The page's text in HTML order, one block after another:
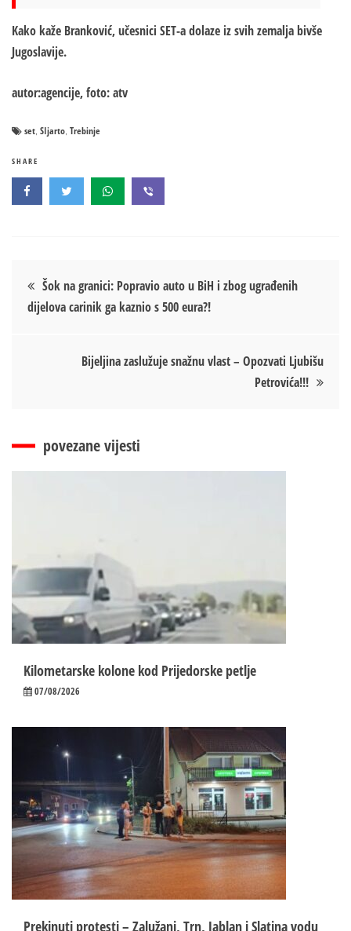
Kako kaže Branković, učesnici SET-a dolaze iz svih zemalja bivše
Jugoslavije.
autor:agencije, foto: atv
set, SIjarto, Trebinje
SHARE
Кретање
чланка
Šok na granici: Popravio auto u BiH i zbog ugrađenih
dijelova carinik ga kaznio s 500 eura?!
Bijeljina zaslužuje snažnu vlast – Opozvati Ljubišu
Petrovića!!!
povezane vijesti
Kilometarske kolone kod Prijedorske petlje
07/08/2026
Prekinuti protesti – Zalužani, Trn, Jablan i Slatina vodu